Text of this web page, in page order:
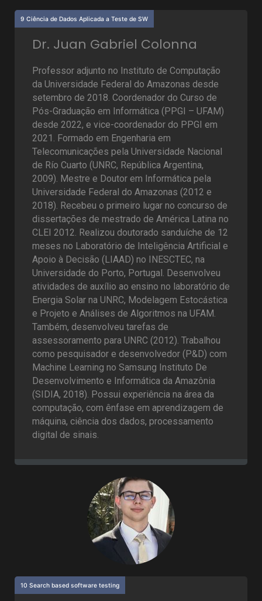
Dr. Juan Gabriel Colonna
Professor adjunto no Instituto de Computação
da Universidade Federal do Amazonas desde
setembro de 2018. Coordenador do Curso de
Pós-Graduação em Informática (PPGI – UFAM)
desde 2022, e vice-coordenador do PPGI em
2021. Formado em Engenharia em
Telecomunicações pela Universidade Nacional
de Río Cuarto (UNRC, República Argentina,
2009). Mestre e Doutor em Informática pela
Universidade Federal do Amazonas (2012 e
2018). Recebeu o primeiro lugar no concurso de
dissertações de mestrado de América Latina no
CLEI 2012. Realizou doutorado sanduíche de 12
meses no Laboratório de Inteligência Artificial e
Apoio à Decisão (LIAAD) no INESCTEC, na
Universidade do Porto, Portugal. Desenvolveu
atividades de auxílio ao ensino no laboratório de
Energia Solar na UNRC, Modelagem Estocástica
e Projeto e Análises de Algoritmos na UFAM.
Também, desenvolveu tarefas de
assessoramento para UNRC (2012). Trabalhou
como pesquisador e desenvolvedor (P&D) com
Machine Learning no Samsung Instituto De
Desenvolvimento e Informática da Amazônia
(SIDIA, 2018). Possui experiência na área da
computação, com ênfase em aprendizagem de
máquina, ciência dos dados, processamento
digital de sinais.
9 Ciência de Dados Aplicada a Teste de SW
10 Search based software testing